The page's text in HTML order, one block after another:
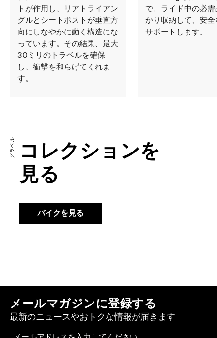
トが作用し、リアトライアン
グルとシートポストが垂直方
向にしなやかに動く構造にな
っています。その結果、最大
30ミリのトラベルを確保
し、衝撃を和らげてくれま
す。
で、ライド中の必
かり収納して、安
サポートします。
グラベル コレクションを
見る
バイクを見る
メールマガジンに登録する
最新のニュースやおトクな情報が届きます
Email